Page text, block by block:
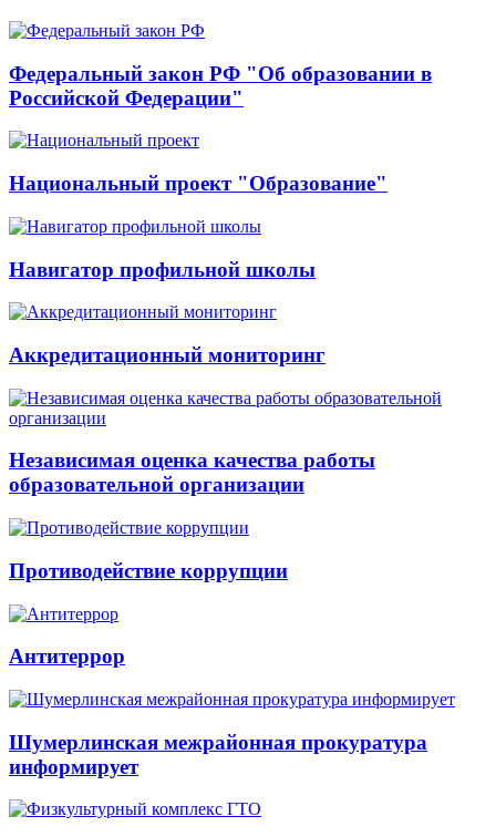
Федеральный закон РФ "Об образовании в
Российской Федерации"
Национальный проект "Образование"
Навигатор профильной школы
Аккредитационный мониторинг
Независимая оценка качества работы
образовательной организации
Противодействие коррупции
Антитеррор
Шумерлинская межрайонная прокуратура
информирует